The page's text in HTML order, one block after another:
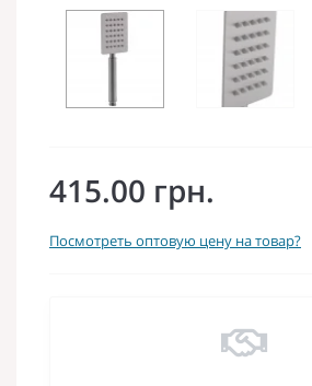
415.00 грн.
Посмотреть оптовую цену на товар?